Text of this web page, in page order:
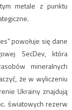
metale z punktu
powołuje się dane
SecDev, która
mineralnych
że w wyliczeniu
Ukrainy znajdują
światowych rezerw